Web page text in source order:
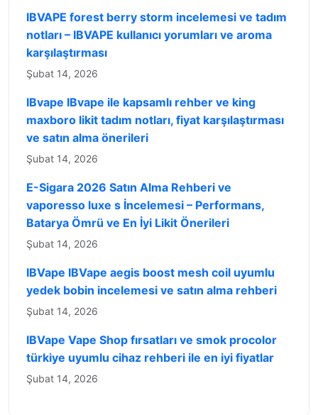
IBVAPE forest berry storm incelemesi ve tadım
notları – IBVAPE kullanıcı yorumları ve aroma
karşılaştırması
Şubat 14, 2026
IBvape IBvape ile kapsamlı rehber ve king
maxboro likit tadım notları, fiyat karşılaştırması
ve satın alma önerileri
Şubat 14, 2026
E-Sigara 2026 Satın Alma Rehberi ve
vaporesso luxe s İncelemesi – Performans,
Batarya Ömrü ve En İyi Likit Önerileri
Şubat 14, 2026
IBVape IBVape aegis boost mesh coil uyumlu
yedek bobin incelemesi ve satın alma rehberi
Şubat 14, 2026
IBVape Vape Shop fırsatları ve smok procolor
türkiye uyumlu cihaz rehberi ile en iyi fiyatlar
Şubat 14, 2026